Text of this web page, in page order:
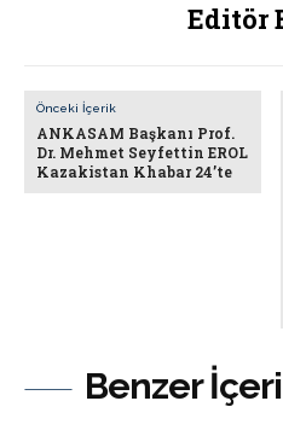
Benzer
Editör
Önceki İçerik
ANKASAM Başkanı Prof.
Dr. Mehmet Seyfettin EROL
Kazakistan Khabar 24’te